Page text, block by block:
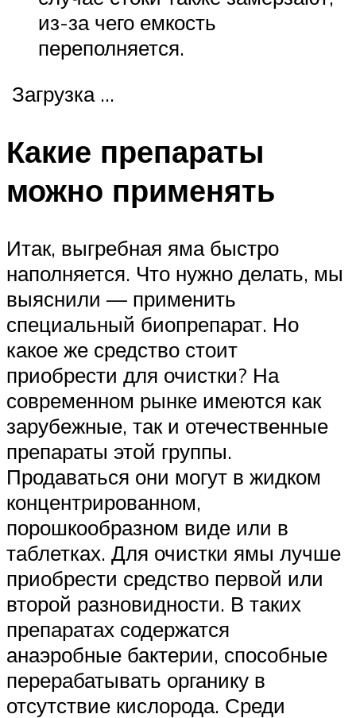
из-за чего емкость
переполняется.
Загрузка …
Какие препараты
можно применять
Итак, выгребная яма быстро
наполняется. Что нужно делать, мы
выяснили — применить
специальный биопрепарат. Но
какое же средство стоит
приобрести для очистки? На
современном рынке имеются как
зарубежные, так и отечественные
препараты этой группы.
Продаваться они могут в жидком
концентрированном,
порошкообразном виде или в
таблетках. Для очистки ямы лучше
приобрести средство первой или
второй разновидности. В таких
препаратах содержатся
анаэробные бактерии, способные
перерабатывать органику в
отсутствие кислорода. Среди